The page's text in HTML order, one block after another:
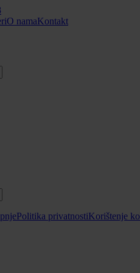
O namaKontakt
Politika privatnostiKorištenje